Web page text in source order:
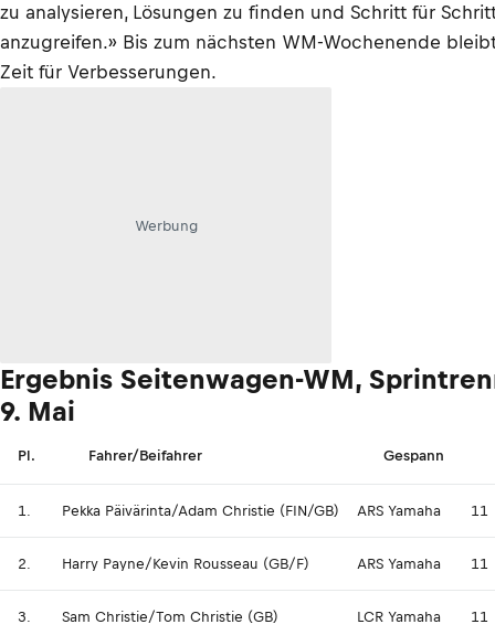
zu analysieren, Lösungen zu finden und Schritt für
anzugreifen.» Bis zum nächsten WM-Wochenende
Zeit für Verbesserungen.
Werbung
Ergebnis Seitenwagen-WM,
9. Mai
Pl. Fahrer/Beifahrer Gespann
1. Pekka Päivärinta/Adam Christie (FIN/GB) ARS Yamaha 11
2. Harry Payne/Kevin Rousseau (GB/F) ARS Yamaha 11
3. Sam Christie/Tom Christie (GB) LCR Yamaha 11